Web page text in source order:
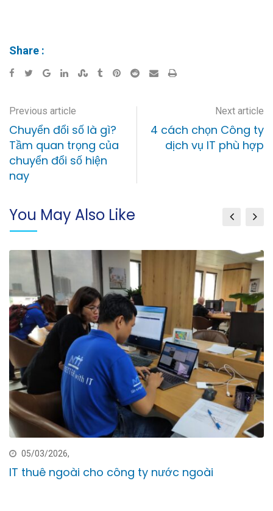
Share :
Previous article
Chuyển đổi số là gì?
Tầm quan trọng của
chuyển đổi số hiện
nay
Next article
4 cách chọn Công ty
dịch vụ IT phù hợp
You May Also Like
05/03/2026,
IT thuê ngoài cho công ty nước ngoài